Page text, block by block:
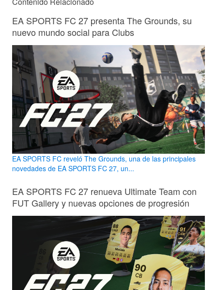
EA SPORTS FC 27 presenta The Grounds, su
nuevo mundo social para Clubs
EA SPORTS FC reveló The Grounds, una de las principales
novedades de EA SPORTS FC 27, un...
EA SPORTS FC 27 renueva Ultimate Team con
FUT Gallery y nuevas opciones de progresión